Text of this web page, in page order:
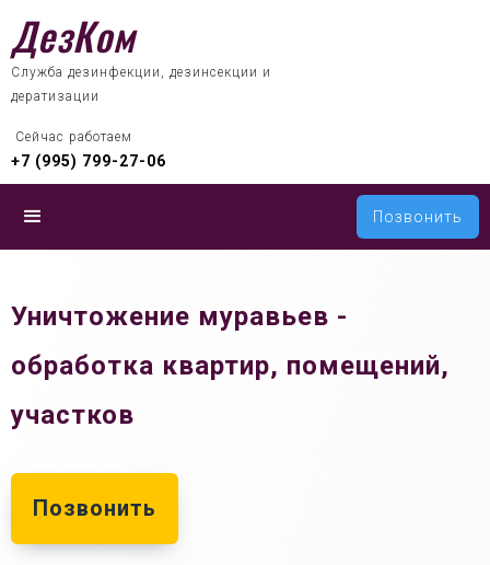
ДезКом
Служба дезинфекции, дезинсекции и
дератизации
Сейчас работаем
+7 (995) 799-27-06
Позвонить
Уничтожение муравьев -
обработка квартир, помещений,
участков
Позвонить